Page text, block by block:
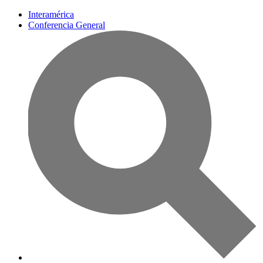
Interamérica
Conferencia General